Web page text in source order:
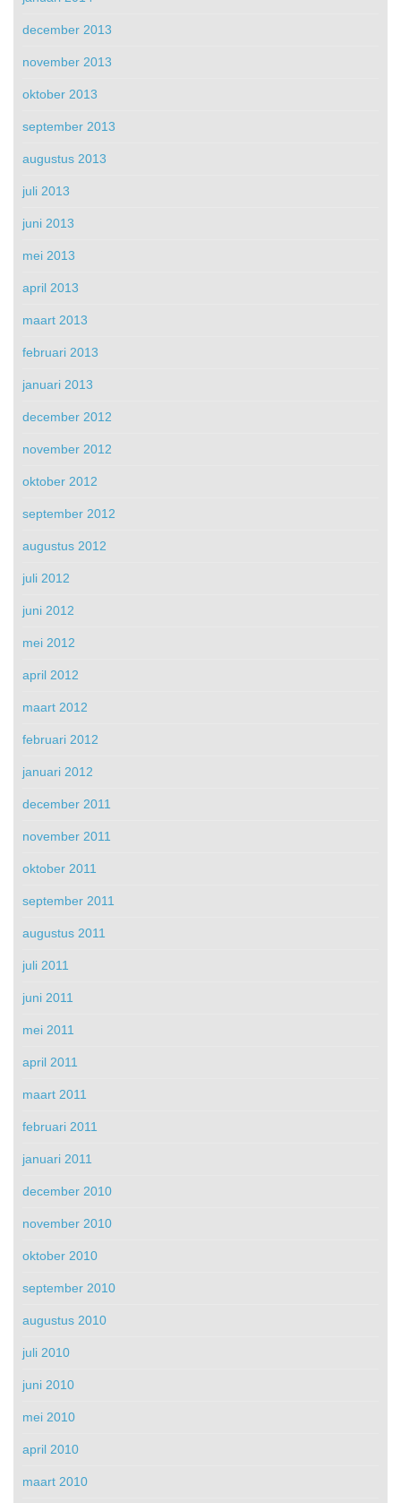
december 2013
november 2013
oktober 2013
september 2013
augustus 2013
juli 2013
juni 2013
mei 2013
april 2013
maart 2013
februari 2013
januari 2013
december 2012
november 2012
oktober 2012
september 2012
augustus 2012
juli 2012
juni 2012
mei 2012
april 2012
maart 2012
februari 2012
januari 2012
december 2011
november 2011
oktober 2011
september 2011
augustus 2011
juli 2011
juni 2011
mei 2011
april 2011
maart 2011
februari 2011
januari 2011
december 2010
november 2010
oktober 2010
september 2010
augustus 2010
juli 2010
juni 2010
mei 2010
april 2010
maart 2010